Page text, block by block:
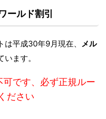
ールド割引
平成30年9月現在、 メル
います。
です、必ず正規ルー
ださい